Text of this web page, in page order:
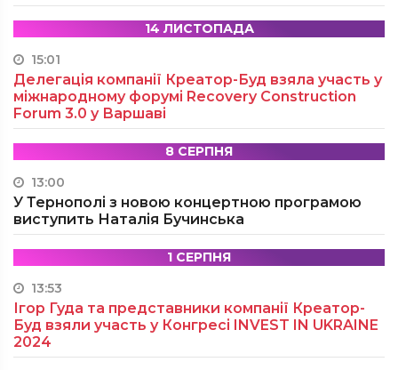
14 ЛИСТОПАДА
15:01
Делегація компанії Креатор-Буд взяла участь у
міжнародному форумі Recovery Construction
Forum 3.0 у Варшаві
8 СЕРПНЯ
13:00
У Тернополі з новою концертною програмою
виступить Наталія Бучинська
1 СЕРПНЯ
13:53
Ігор Гуда та представники компанії Креатор-
Буд взяли участь у Конгресі INVEST IN UKRAINE
2024